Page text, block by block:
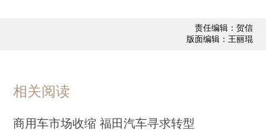
责任编辑：贺信
版面编辑：王丽琨
相关阅读
商用车市场收缩 福田汽车寻求转型